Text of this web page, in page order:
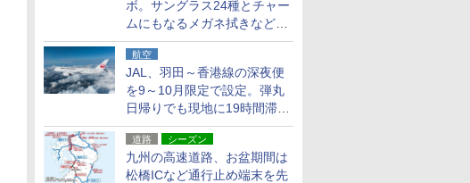
ボ。サングラス24種とチャー
ムにもなるメガネ拭きなど雑
貨24種
航空
JAL、羽田～香港線の深夜便
を9～10月限定で設定。弾丸
日帰りでも現地に19時間滞在
できる
道路 シーズン
九州の高速道路、お盆期間は
松橋ICなど通行止め端末を先